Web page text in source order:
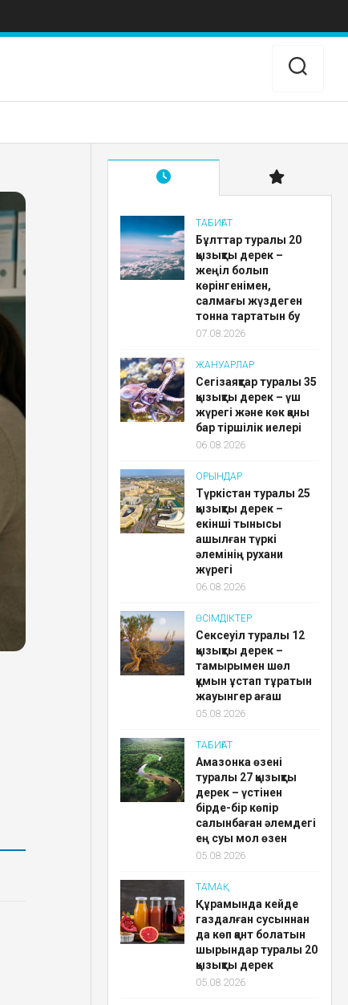
ТАБИҒАТ
Бұлттар туралы 20
қызықты дерек –
жеңіл болып
көрінгенімен,
салмағы жүздеген
тонна тартатын бу
07.08.2026
ЖАНУАРЛАР
Сегізаяқтар туралы 35
қызықты дерек – үш
жүрегі және көк қаны
бар тіршілік иелері
06.08.2026
ОРЫНДАР
Түркістан туралы 25
қызықты дерек –
екінші тынысы
ашылған түркі
әлемінің рухани
жүрегі
06.08.2026
ӨСІМДІКТЕР
Сексеуіл туралы 12
қызықты дерек –
тамырымен шөл
құмын ұстап тұратын
жауынгер ағаш
05.08.2026
ТАБИҒАТ
Амазонка өзені
туралы 27 қызықты
дерек – үстінен
бірде-бір көпір
салынбаған әлемдегі
ең суы мол өзен
05.08.2026
ТАМАҚ
Құрамында кейде
газдалған сусыннан
да көп қант болатын
шырындар туралы 20
қызықты дерек
05.08.2026